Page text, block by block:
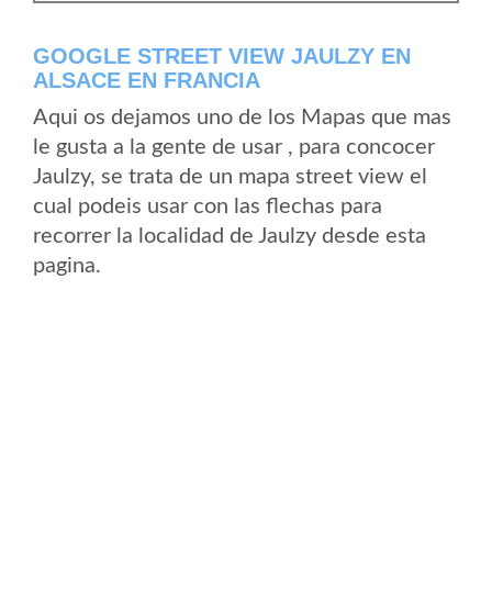
GOOGLE STREET VIEW JAULZY EN
ALSACE EN FRANCIA
Aqui os dejamos uno de los Mapas que mas
le gusta a la gente de usar , para concocer
Jaulzy, se trata de un mapa street view el
cual podeis usar con las flechas para
recorrer la localidad de Jaulzy desde esta
pagina.